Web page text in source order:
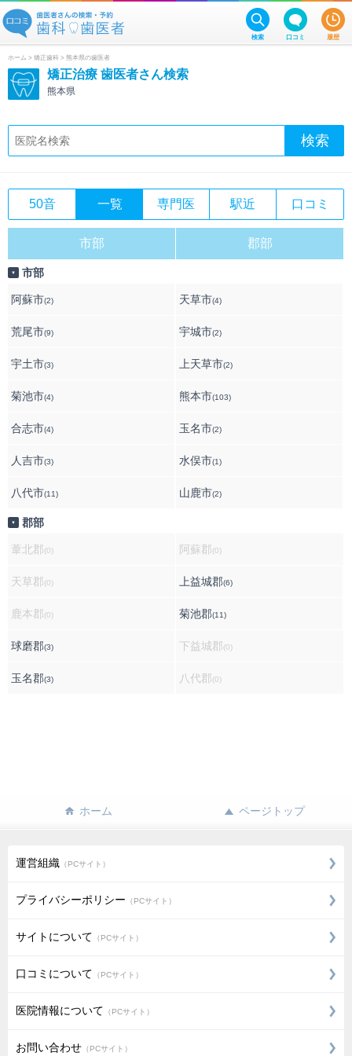
検索 口コミ 履歴
ホーム > 矯正歯科 > 熊本県の歯医者
矯正治療 歯医者さん検索
熊本県
50音 一覧 専門医 駅近 口コミ
市部 郡部
▼ 市部
阿蘇市(2) 天草市(4)
荒尾市(9) 宇城市(2)
宇土市(3) 上天草市(2)
菊池市(4) 熊本市(103)
合志市(4) 玉名市(2)
人吉市(3) 水俣市(1)
八代市(11) 山鹿市(2)
▼ 郡部
葦北郡(0) 阿蘇郡(0)
天草郡(0) 上益城郡(6)
鹿本郡(0) 菊池郡(11)
球磨郡(3) 下益城郡(0)
玉名郡(3) 八代郡(0)
ホーム ページトップ
運営組織 （PCサイト）
プライバシーポリシー （PCサイト）
サイトについて （PCサイト）
口コミについて （PCサイト）
医院情報について （PCサイト）
お問い合わせ （PCサイト）